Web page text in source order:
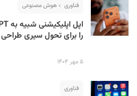
فناوری هوش مصنوعی
را برای تحول سیری
۵ مهر ۱۴۰۴
فناوری